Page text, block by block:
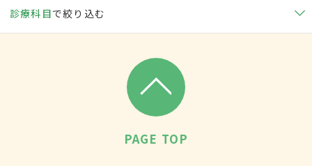
診療科目で絞り込む
PAGE TOP